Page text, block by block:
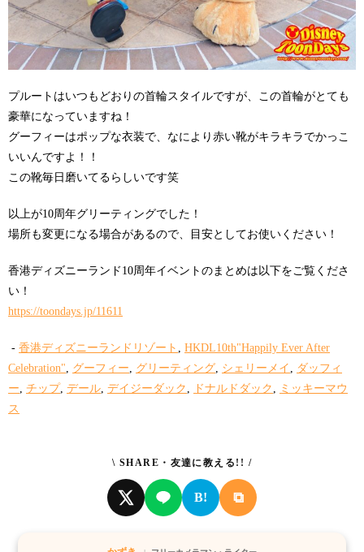
プルートはいつもどおりの首輪スタイルですが、この首輪がとても
豪華になっていますね！
グーフィーはポップな衣装で、なにより赤い靴がキラキラでかっこ
いいんですよ！！
この靴毎日磨いてるらしいです笑
以上が10周年グリーティングでした！
場所も変更になる場合があるので、目安としてお使いください！
香港ディズニーランド10周年イベントのまとめは以下をご覧くださ
い！
https://toondays.jp/11611
- 香港ディズニーランドリゾート , HKDL10th"Happily Ever After
Celebration", グーフィー, グリーティング, シェリーメイ , ダッフィ
ー, チップ, デール, デイジーダック , ドナルドダック , ミッキーマウ
ス
\ SHARE・友達に教える!! /
B! ⧉